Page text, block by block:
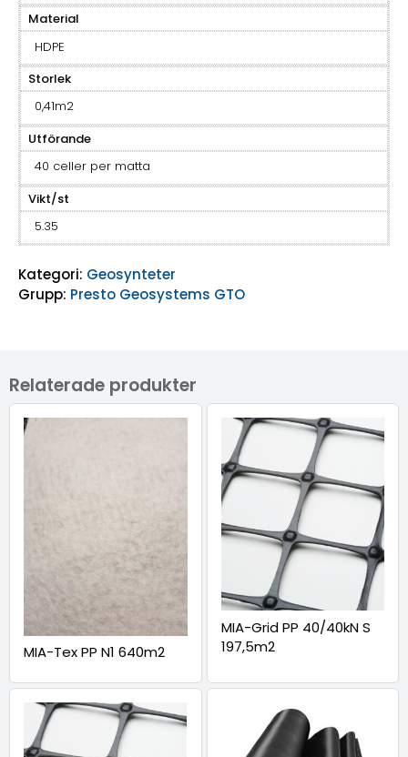
Material
HDPE
Storlek
0,41m2
Utförande
40 celler per matta
Vikt/st
5.35
Kategori: Geosynteter
Grupp: Presto Geosystems GTO
Relaterade produkter
MIA-Tex PP N1 640m2
MIA-Grid PP 40/40kN S
197,5m2